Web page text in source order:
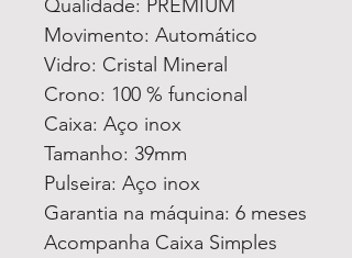
Qualidade: PREMIUM
Movimento: Automático
Vidro: Cristal Mineral
Crono: 100 % funcional
Caixa: Aço inox
Tamanho: 39mm
Pulseira: Aço inox
Garantia na máquina: 6 meses
Acompanha Caixa Simples